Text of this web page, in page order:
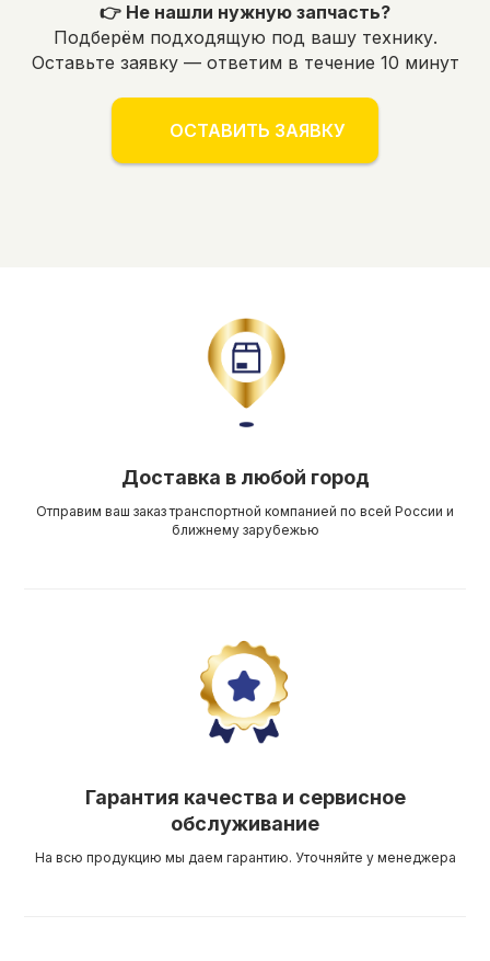
👉 Не нашли нужную запчасть?
Подберём подходящую под вашу технику.
Оставьте заявку — ответим в течение 10 минут
ОСТАВИТЬ ЗАЯВКУ
Доставка в любой город
Отправим ваш заказ транспортной компанией по всей России и
ближнему зарубежью
Гарантия качества и сервисное
обслуживание
На всю продукцию мы даем гарантию. Уточняйте у менеджера